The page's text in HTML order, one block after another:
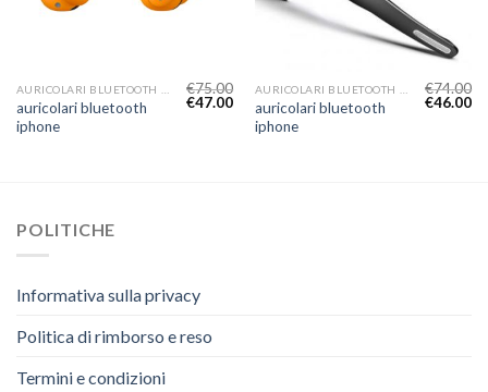
auricolari bluetooth
iphone
€75.00
€47.00
auricolari bluetooth
iphone
€74.00
€46.00
POLITICHE
Informativa sulla privacy
Politica di rimborso e reso
Termini e condizioni